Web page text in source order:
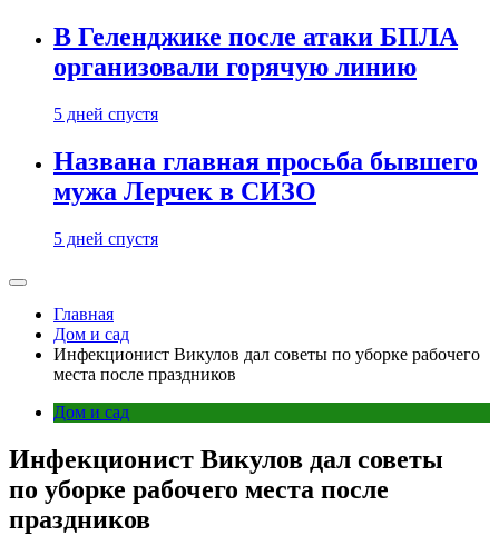
В Геленджике после атаки БПЛА
организовали горячую линию
5 дней спустя
Названа главная просьба бывшего
мужа Лерчек в СИЗО
5 дней спустя
Главная
Дом и сад
Инфекционист Викулов дал советы по уборке рабочего
места после праздников
Дом и сад
Инфекционист Викулов дал советы
по уборке рабочего места после
праздников